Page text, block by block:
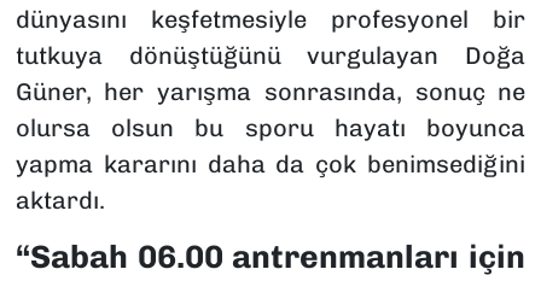
dünyasını keşfetmesiyle profesyonel bir
tutkuya dönüştüğünü vurgulayan Doğa
Güner, her yarışma sonrasında, sonuç ne
olursa olsun bu sporu hayatı boyunca
yapma kararını daha da çok benimsediğini
aktardı.
“Sabah 06.00 antrenmanları için